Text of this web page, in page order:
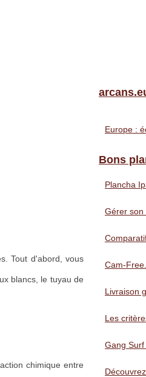
Tout d'abord, vous
blancs, le tuyau de
chimique entre
Europe :
Bons
Plancha
Gérer son
Cam-
Livraison
Les
Gang Surf